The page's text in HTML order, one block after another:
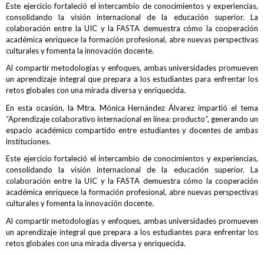
Este ejercicio fortaleció el intercambio de conocimientos y experiencias,
consolidando la visión internacional de la educación superior. La
colaboración entre la UIC y la FASTA demuestra cómo la cooperación
académica enriquece la formación profesional, abre nuevas perspectivas
culturales y fomenta la innovación docente.
Al compartir metodologías y enfoques, ambas universidades promueven
un aprendizaje integral que prepara a los estudiantes para enfrentar los
retos globales con una mirada diversa y enriquecida.
En esta ocasión, la Mtra. Mónica Hernández Álvarez impartió el tema
“Aprendizaje colaborativo internacional en línea: producto”, generando un
espacio académico compartido entre estudiantes y docentes de ambas
instituciones.
Este ejercicio fortaleció el intercambio de conocimientos y experiencias,
consolidando la visión internacional de la educación superior. La
colaboración entre la UIC y la FASTA demuestra cómo la cooperación
académica enriquece la formación profesional, abre nuevas perspectivas
culturales y fomenta la innovación docente.
Al compartir metodologías y enfoques, ambas universidades promueven
un aprendizaje integral que prepara a los estudiantes para enfrentar los
retos globales con una mirada diversa y enriquecida.